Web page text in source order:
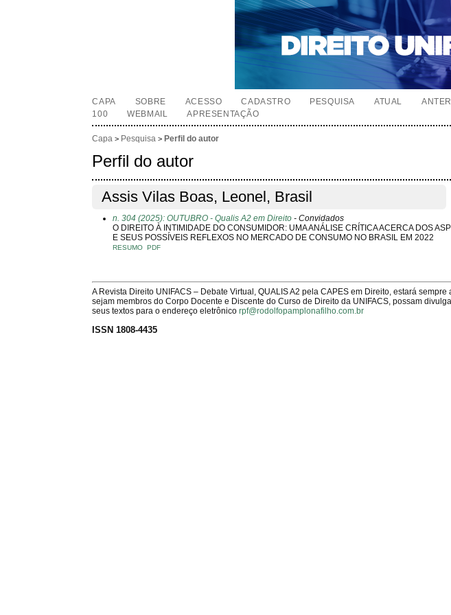
CAPA SOBRE ACESSO CADASTRO PESQUISA ATUAL
100
WEBMAIL APRESENTAÇÃO
Capa > Pesquisa > Perfil do autor
Perfil do autor
Assis Vilas Boas, Leonel, Brasil
n. 304 (2025): OUTUBRO - Qualis A2 em Direito - Convidados
O DIREITO À INTIMIDADE DO CONSUMIDOR: UMA ANÁLISE CRÍTICA ACERCA DOS
E SEUS POSSÍVEIS REFLEXOS NO MERCADO DE CONSUMO NO BRASIL EM 2022
RESUMO PDF
A Revista Direito UNIFACS – Debate Virtual, QUALIS A2 pela CAPES em Direito, estará
sejam membros do Corpo Docente e Discente do Curso de Direito da UNIFACS, possam
seus textos para o endereço eletrônicorpf@rodolfopamplonafilho.com.br
ISSN 1808-4435